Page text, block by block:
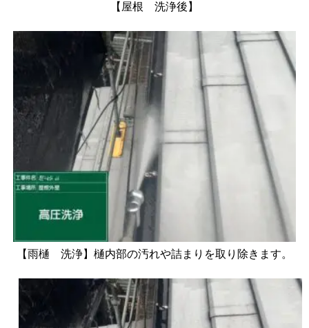
【屋根 洗浄後】
【雨樋 洗浄】樋内部の汚れや詰まりを取り除きます。